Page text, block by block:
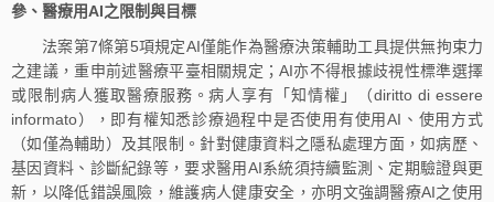
參、醫療用AI之限制與目標
法案第7條第5項規定AI僅能作為醫療決策輔助工具提供無拘束力
之建議，重申前述醫療平臺相關規定；AI亦不得根據歧視性標準選擇
或限制病人獲取醫療服務。病人享有「知情權」（diritto di essere
informato），即有權知悉診療過程中是否使用有使用AI、使用方式
（如僅為輔助）及其限制。針對健康資料之隱私處理方面，如病歷、
基因資料、診斷紀錄等，要求醫用AI系統須持續監測、定期驗證與更
新，以降低錯誤風險，維護病人健康安全，亦明文強調醫療AI之使用